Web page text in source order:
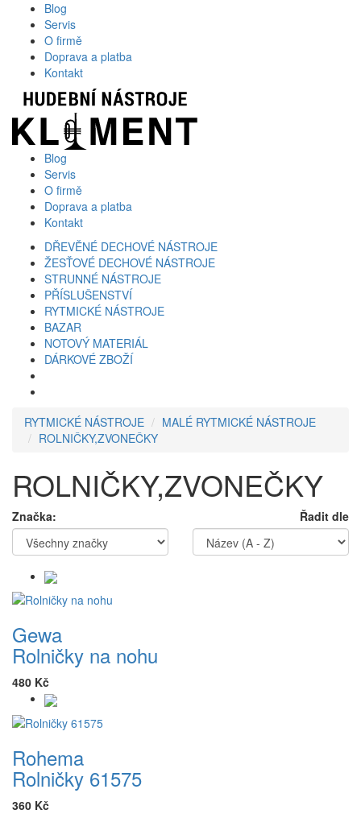
Blog
Servis
O firmě
Doprava a platba
Kontakt
Blog
Servis
O firmě
Doprava a platba
Kontakt
DŘEVĚNÉ DECHOVÉ NÁSTROJE
ŽESŤOVÉ DECHOVÉ NÁSTROJE
STRUNNÉ NÁSTROJE
PŘÍSLUŠENSTVÍ
RYTMICKÉ NÁSTROJE
BAZAR
NOTOVÝ MATERIÁL
DÁRKOVÉ ZBOŽÍ
RYTMICKÉ NÁSTROJE
MALÉ RYTMICKÉ NÁSTROJE
ROLNIČKY,ZVONEČKY
ROLNIČKY,ZVONEČKY
Značka: Řadit dle
Gewa
Rolničky na nohu
480 Kč
Rohema
Rolničky 61575
360 Kč